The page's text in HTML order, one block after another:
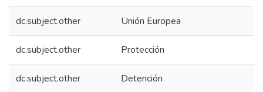
dc.subject.other Unión Europea
dc.subject.other Protección
dc.subject.other Detención